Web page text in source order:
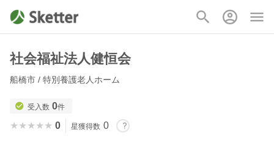
社会福祉法人健恒会
船橋市 / 特別養護老人ホーム
受入数 0件
★★★★★
★★★★★ 0 星獲得数 0